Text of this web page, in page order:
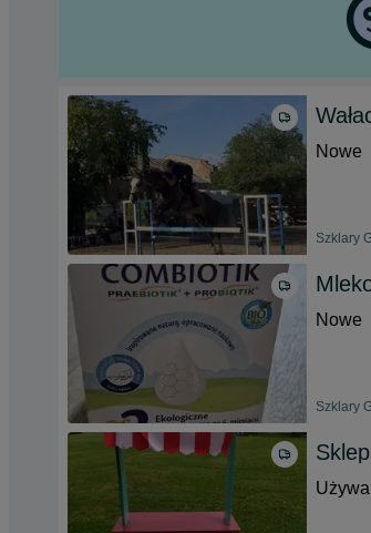
Nowe
Szklary
Nowe
Szklary